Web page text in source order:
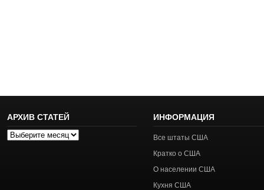
АРХИВ СТАТЕЙ
Архив
ИНФОРМАЦИЯ
Все штаты США
Кратко о США
О населении США
Кухня США